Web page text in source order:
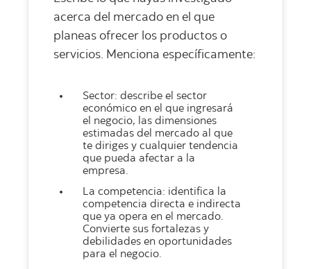
acerca del mercado en el que
planeas ofrecer los productos o
servicios. Menciona específicamente:
Sector: describe el sector
económico en el que ingresará
el negocio, las dimensiones
estimadas del mercado al que
te diriges y cualquier tendencia
que pueda afectar a la
empresa.
La competencia: identifica la
competencia directa e indirecta
que ya opera en el mercado.
Convierte sus fortalezas y
debilidades en oportunidades
para el negocio.